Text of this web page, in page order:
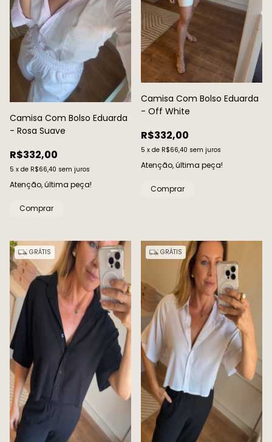
Camisa Com Bolso Eduarda
- Rosa Suave
R$332,00
5 x de R$66,40 sem juros
Atenção, última peça!
Comprar
Camisa Com Bolso Eduarda
- Off White
R$332,00
5 x de R$66,40 sem juros
Atenção, última peça!
Comprar
GRÁTIS GRÁTIS